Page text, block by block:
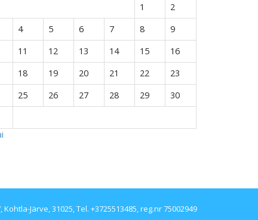
1
2
4 5 6 7 8
9
11 12 13 14 15
16
18 19 20 21 22
23
25 26 27 28 29
30
Kohtla-Järve, 31025, Tel. +3725513485, reg.nr 75002949